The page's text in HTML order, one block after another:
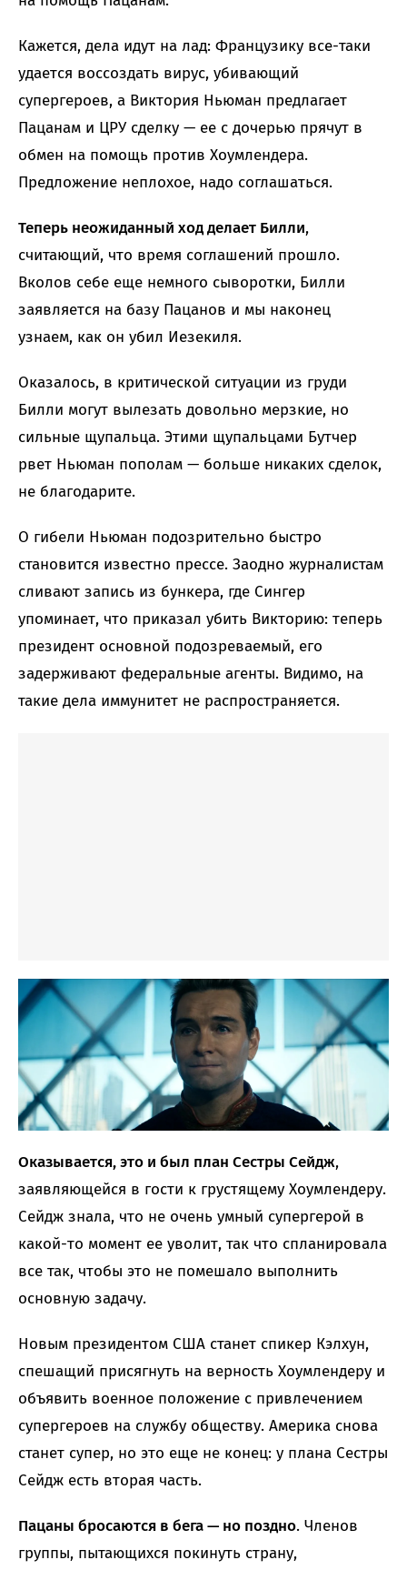
Кажется, дела идут на лад: Французику все-таки
удается воссоздать вирус, убивающий
супергероев, а Виктория Ньюман предлагает
Пацанам и ЦРУ сделку — ее с дочерью прячут в
обмен на помощь против Хоумлендера.
Предложение неплохое, надо соглашаться.
Теперь неожиданный ход делает Билли,
считающий, что время соглашений прошло.
Вколов себе еще немного сыворотки, Билли
заявляется на базу Пацанов и мы наконец
узнаем, как он убил Иезекиля.
Оказалось, в критической ситуации из груди
Билли могут вылезать довольно мерзкие, но
сильные щупальца. Этими щупальцами Бутчер
рвет Ньюман пополам — больше никаких сделок,
не благодарите.
О гибели Ньюман подозрительно быстро
становится известно прессе. Заодно журналистам
сливают запись из бункера, где Сингер
упоминает, что приказал убить Викторию: теперь
президент основной подозреваемый, его
задерживают федеральные агенты. Видимо, на
такие дела иммунитет не распространяется.
Оказывается, это и был план Сестры Сейдж,
заявляющейся в гости к грустящему Хоумлендеру.
Сейдж знала, что не очень умный супергерой в
какой-то момент ее уволит, так что спланировала
все так, чтобы это не помешало выполнить
основную задачу.
Новым президентом США станет спикер Кэлхун,
спешащий присягнуть на верность Хоумлендеру и
объявить военное положение с привлечением
супергероев на службу обществу. Америка снова
станет супер, но это еще не конец: у плана Сестры
Сейдж есть вторая часть.
Пацаны бросаются в бега — но поздно. Членов
группы, пытающихся покинуть страну,